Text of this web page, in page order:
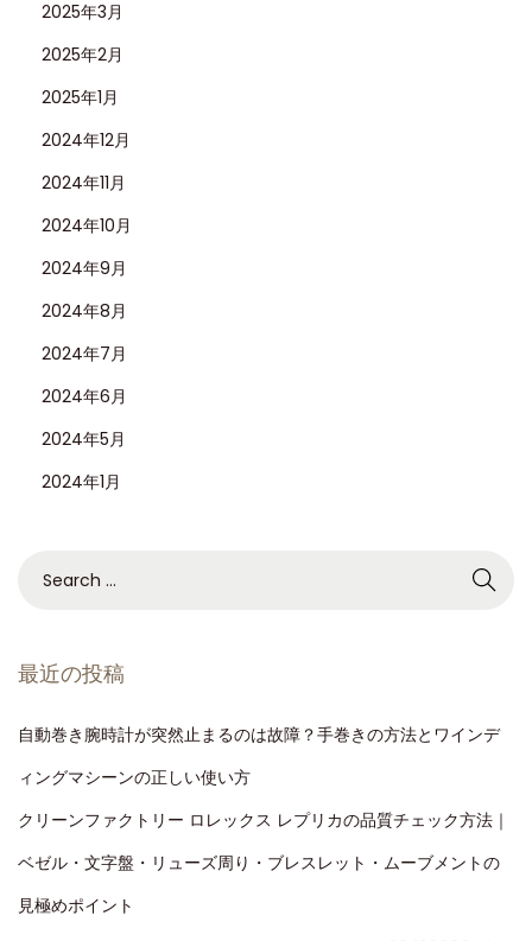
2025年3月
2025年2月
2025年1月
2024年12月
2024年11月
2024年10月
2024年9月
2024年8月
2024年7月
2024年6月
2024年5月
2024年1月
最近の投稿
自動巻き腕時計が突然止まるのは故障？手巻きの方法とワインデ
ィングマシーンの正しい使い方
クリーンファクトリー ロレックス レプリカの品質チェック方法｜
ベゼル・文字盤・リューズ周り・ブレスレット・ムーブメントの
見極めポイント